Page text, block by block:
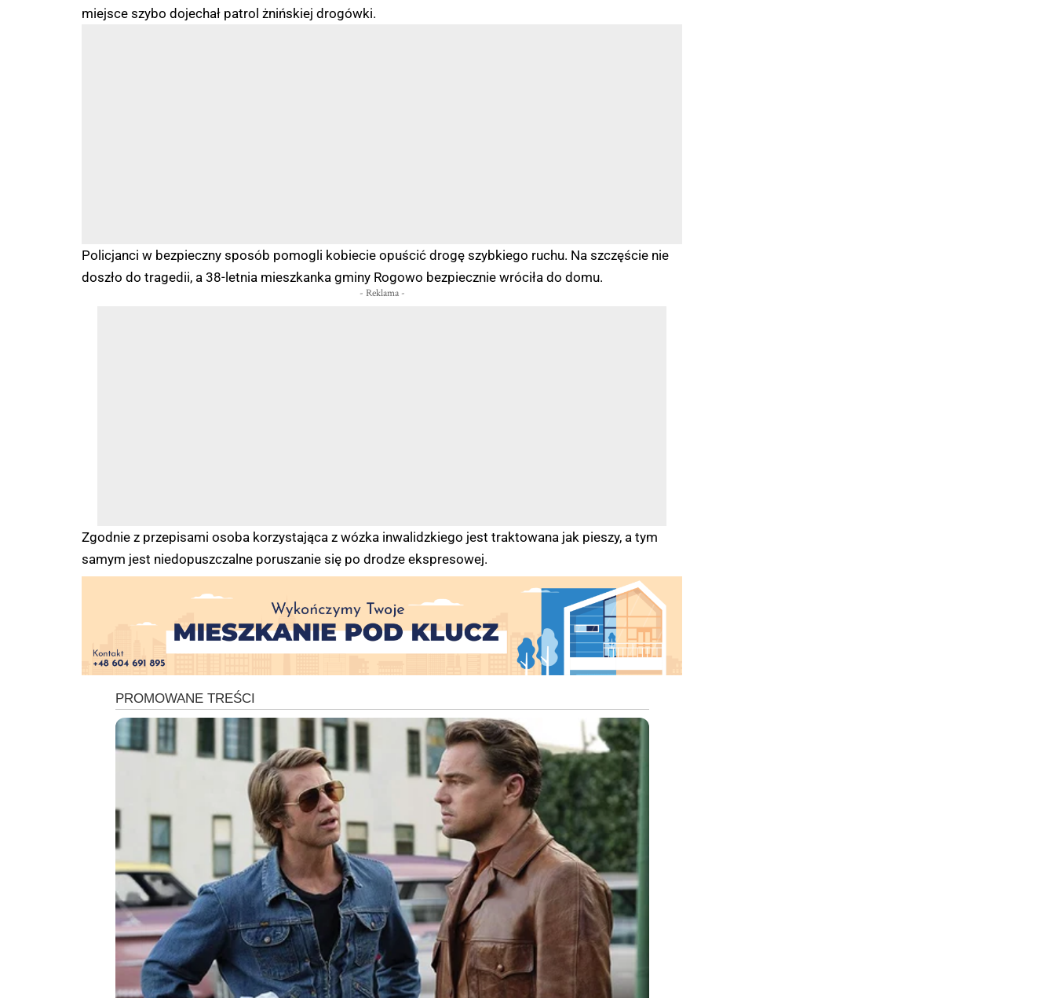
miejsce szybo dojechał patrol żnińskiej drogówki.
Policjanci w bezpieczny sposób pomogli kobiecie opuścić drogę szybkiego ruchu. Na szczęście nie
doszło do tragedii, a 38-letnia mieszkanka gminy Rogowo bezpiecznie wróciła do domu.
- Reklama -
Zgodnie z przepisami osoba korzystająca z wózka inwalidzkiego jest traktowana jak pieszy, a tym
samym jest niedopuszczalne poruszanie się po drodze ekspresowej.